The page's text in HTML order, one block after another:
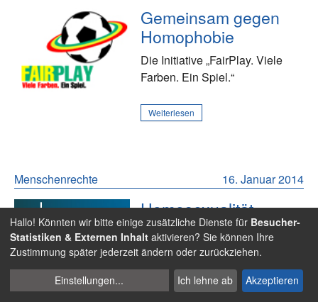
Gemeinsam gegen
Homophobie
Die Initiative „FairPlay. Viele
Farben. Ein Spiel.“
Weiterlesen
16. Januar 2014
Menschenrechte
Homosexualität,
Fußball & Theater
Aufführungen in
Umkleidekabinen - am Sonntag
öffentliche Probe in Göttingen
Cookies
verwalten
Hallo! Könnten wir bitte einige zusätzliche Dienste für Besucher-
Statistiken & Externen Inhalt aktivieren? Sie können Ihre
Zustimmung später jederzeit ändern oder zurückziehen.
Einstellungen... Ich lehne ab Akzeptieren